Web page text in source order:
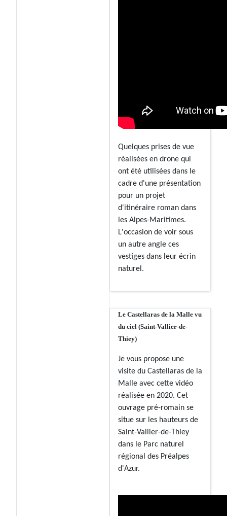
Quelques prises de vue
réalisées en drone qui
ont été utilisées dans le
cadre d'une présentation
pour un projet
d'itinéraire roman dans
les Alpes-Maritimes.
L'occasion de voir sous
un autre angle ces
vestiges dans leur écrin
naturel.
Le Castellaras de la Malle vu
du ciel (Saint-Vallier-de-
Thiey)
Je vous propose une
visite du Castellaras de la
Malle avec cette vidéo
réalisée en 2020. Cet
ouvrage pré-romain se
situe sur les hauteurs de
Saint-Vallier-de-Thiey
dans le Parc naturel
régional des Préalpes
d'Azur.